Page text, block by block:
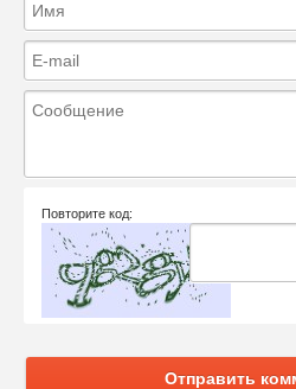
Повторите код:
Отправить